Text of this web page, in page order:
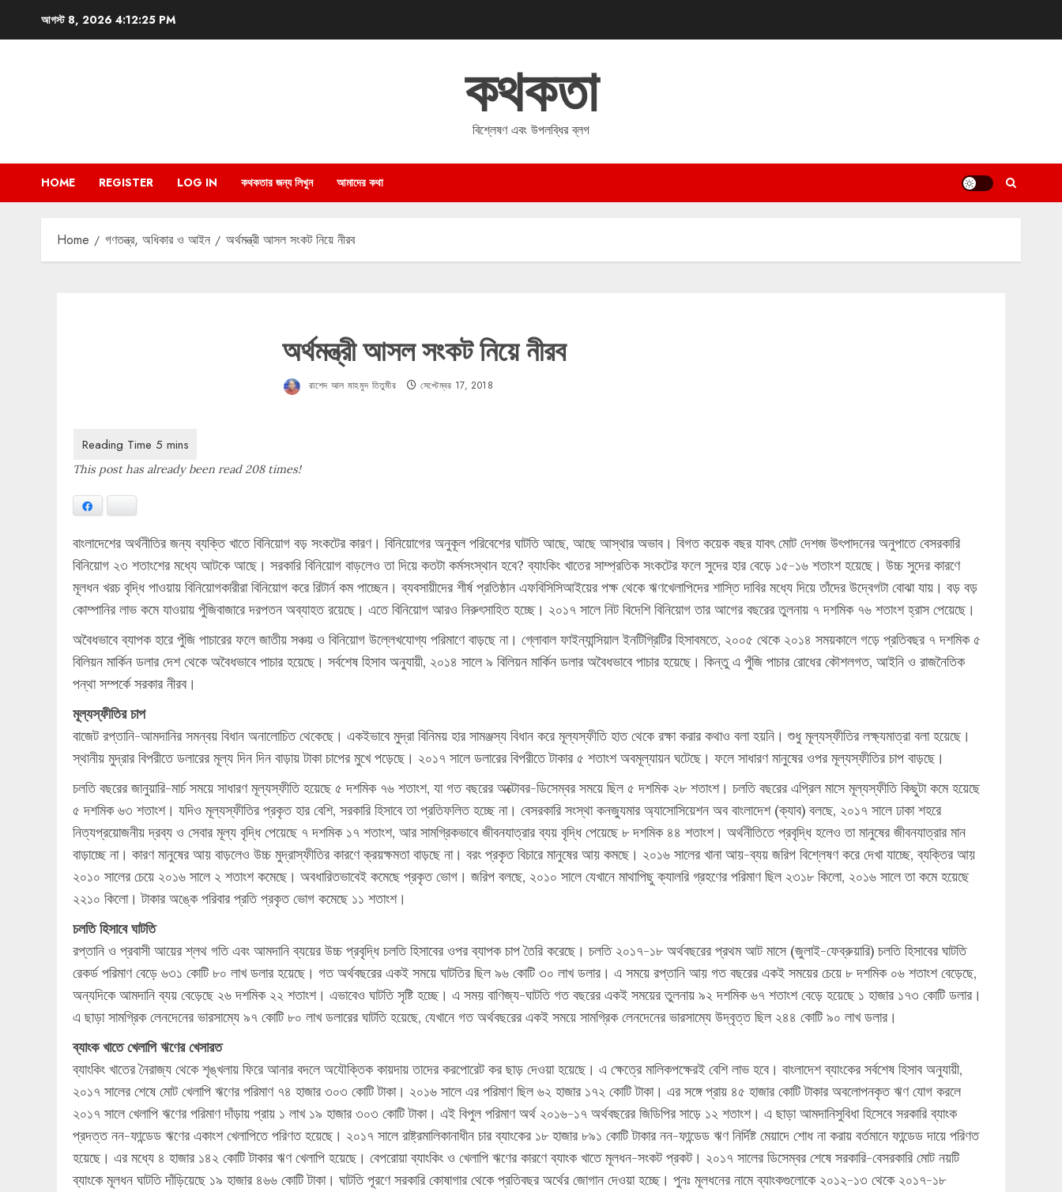
আগস্ট 8, 2026 4:12:26 PM
কথকতা
বিশ্লেষণ এবং উপলব্ধির ব্লগ
HOME REGISTER LOG IN কথকতার জন্য লিখুন আমাদের কথা
Home গণতন্ত্র, অধিকার ও আইন অর্থমন্ত্রী আসল সংকট নিয়ে নীরব
অর্থমন্ত্রী আসল সংকট নিয়ে নীরব
রাশেদ আল মাহমুদ তিতুমীর সেপ্টেম্বর 17, 2018
This post has already been read 208 times!
বাংলাদেশের অর্থনীতির জন্য ব্যক্তি খাতে বিনিয়োগ বড় সংকটের কারণ। বিনিয়োগের অনুকূল পরিবেশের ঘাটতি আছে, আছে আস্থার অভাব। বিগত কয়েক বছর যাবৎ মোট দেশজ উৎপাদনের অনুপাতে বেসরকারি
বিনিয়োগ ২৩ শতাংশের মধ্যে আটকে আছে। সরকারি বিনিয়োগ বাড়লেও তা দিয়ে কতটা কর্মসংস্থান হবে? ব্যাংকিং খাতের সাম্প্রতিক সংকটের ফলে সুদের হার বেড়ে ১৫-১৬ শতাংশ হয়েছে। উচ্চ সুদের কারণে
মূলধন খরচ বৃদ্ধি পাওয়ায় বিনিয়োগকারীরা বিনিয়োগ করে রিটার্ন কম পাচ্ছেন। ব্যবসায়ীদের শীর্ষ প্রতিষ্ঠান এফবিসিসিআইয়ের পক্ষ থেকে ঋণখেলাপিদের শাস্তি দাবির মধ্যে দিয়ে তাঁদের উদ্বেগটা বোঝা যায়। বড় বড়
কোম্পানির লাভ কমে যাওয়ায় পুঁজিবাজারে দরপতন অব্যাহত রয়েছে। এতে বিনিয়োগ আরও নিরুৎসাহিত হচ্ছে। ২০১৭ সালে নিট বিদেশি বিনিয়োগ তার আগের বছরের তুলনায় ৭ দশমিক ৭৬ শতাংশ হ্রাস পেয়েছে।
অবৈধভাবে ব্যাপক হারে পুঁজি পাচারের ফলে জাতীয় সঞ্চয় ও বিনিয়োগ উল্লেখযোগ্য পরিমাণে বাড়ছে না। গ্লোবাল ফাইন্যান্সিয়াল ইনটিগ্রিটির হিসাবমতে, ২০০৫ থেকে ২০১৪ সময়কালে গড়ে প্রতিবছর ৭ দশমিক ৫
বিলিয়ন মার্কিন ডলার দেশ থেকে অবৈধভাবে পাচার হয়েছে। সর্বশেষ হিসাব অনুযায়ী, ২০১৪ সালে ৯ বিলিয়ন মার্কিন ডলার অবৈধভাবে পাচার হয়েছে। কিন্তু এ পুঁজি পাচার রোধের কৌশলগত, আইনি ও রাজনৈতিক
পন্থা সম্পর্কে সরকার নীরব।
মূল্যস্ফীতির চাপ
বাজেট রপ্তানি-আমদানির সমন্বয় বিধান অনালোচিত থেকেছে। একইভাবে মুদ্রা বিনিময় হার সামঞ্জস্য বিধান করে মূল্যস্ফীতি হাত থেকে রক্ষা করার কথাও বলা হয়নি। শুধু মূল্যস্ফীতির লক্ষ্যমাত্রা বলা হয়েছে।
স্থানীয় মুদ্রার বিপরীতে ডলারের মূল্য দিন দিন বাড়ায় টাকা চাপের মুখে পড়েছে। ২০১৭ সালে ডলারের বিপরীতে টাকার ৫ শতাংশ অবমূল্যায়ন ঘটেছে। ফলে সাধারণ মানুষের ওপর মূল্যস্ফীতির চাপ বাড়ছে।
চলতি বছরের জানুয়ারি-মার্চ সময়ে সাধারণ মূল্যস্ফীতি হয়েছে ৫ দশমিক ৭৬ শতাংশ, যা গত বছরের অক্টোবর-ডিসেম্বর সময়ে ছিল ৫ দশমিক ২৮ শতাংশ। চলতি বছরের এপ্রিল মাসে মূল্যস্ফীতি কিছুটা কমে হয়েছে
৫ দশমিক ৬৩ শতাংশ। যদিও মূল্যস্ফীতির প্রকৃত হার বেশি, সরকারি হিসাবে তা প্রতিফলিত হচ্ছে না। বেসরকারি সংস্থা কনজ্যুমার অ্যাসোসিয়েশন অব বাংলাদেশ (ক্যাব) বলছে, ২০১৭ সালে ঢাকা শহরে
নিত্যপ্রয়োজনীয় দ্রব্য ও সেবার মূল্য বৃদ্ধি পেয়েছে ৭ দশমিক ১৭ শতাংশ, আর সামগ্রিকভাবে জীবনযাত্রার ব্যয় বৃদ্ধি পেয়েছে ৮ দশমিক ৪৪ শতাংশ। অর্থনীতিতে প্রবৃদ্ধি হলেও তা মানুষের জীবনযাত্রার মান
বাড়াচ্ছে না। কারণ মানুষের আয় বাড়লেও উচ্চ মুদ্রাস্ফীতির কারণে ক্রয়ক্ষমতা বাড়ছে না। বরং প্রকৃত বিচারে মানুষের আয় কমছে। ২০১৬ সালের খানা আয়-ব্যয় জরিপ বিশ্লেষণ করে দেখা যাচ্ছে, ব্যক্তির আয়
২০১০ সালের চেয়ে ২০১৬ সালে ২ শতাংশ কমেছে। অবধারিতভাবেই কমেছে প্রকৃত ভোগ। জরিপ বলছে, ২০১০ সালে যেখানে মাথাপিছু ক্যালরি গ্রহণের পরিমাণ ছিল ২৩১৮ কিলো, ২০১৬ সালে তা কমে হয়েছে
২২১০ কিলো। টাকার অঙ্কে পরিবার প্রতি প্রকৃত ভোগ কমেছে ১১ শতাংশ।
চলতি হিসাবে ঘাটতি
রপ্তানি ও প্রবাসী আয়ের শ্লথ গতি এবং আমদানি ব্যয়ের উচ্চ প্রবৃদ্ধি চলতি হিসাবের ওপর ব্যাপক চাপ তৈরি করেছে। চলতি ২০১৭-১৮ অর্থবছরের প্রথম আট মাসে (জুলাই-ফেব্রুয়ারি) চলতি হিসাবের ঘাটতি
রেকর্ড পরিমাণ বেড়ে ৬৩১ কোটি ৮০ লাখ ডলার হয়েছে। গত অর্থবছরের একই সময়ে ঘাটতির ছিল ৯৬ কোটি ৩০ লাখ ডলার। এ সময়ে রপ্তানি আয় গত বছরের একই সময়ের চেয়ে ৮ দশমিক ০৬ শতাংশ বেড়েছে,
অন্যদিকে আমদানি ব্যয় বেড়েছে ২৬ দশমিক ২২ শতাংশ। এভাবেও ঘাটতি সৃষ্টি হচ্ছে। এ সময় বাণিজ্য-ঘাটতি গত বছরের একই সময়ের তুলনায় ৯২ দশমিক ৬৭ শতাংশ বেড়ে হয়েছে ১ হাজার ১৭৩ কোটি ডলার।
এ ছাড়া সামগ্রিক লেনদেনের ভারসাম্যে ৯৭ কোটি ৮০ লাখ ডলারের ঘাটতি হয়েছে, যেখানে গত অর্থবছরের একই সময়ে সামগ্রিক লেনদেনের ভারসাম্যে উদ্বৃত্ত ছিল ২৪৪ কোটি ৯০ লাখ ডলার।
ব্যাংক খাতে খেলাপি ঋণের খেসারত
ব্যাংকিং খাতের নৈরাজ্য থেকে শৃঙ্খলায় ফিরে আনার বদলে অযৌক্তিক কায়দায় তাদের করপোরেট কর ছাড় দেওয়া হয়েছে। এ ক্ষেত্রে মালিকপক্ষেরই বেশি লাভ হবে। বাংলাদেশ ব্যাংকের সর্বশেষ হিসাব অনুযায়ী,
২০১৭ সালের শেষে মোট খেলাপি ঋণের পরিমাণ ৭৪ হাজার ৩০৩ কোটি টাকা। ২০১৬ সালে এর পরিমাণ ছিল ৬২ হাজার ১৭২ কোটি টাকা। এর সঙ্গে প্রায় ৪৫ হাজার কোটি টাকার অবলোপনকৃত ঋণ যোগ করলে
২০১৭ সালে খেলাপি ঋণের পরিমাণ দাঁড়ায় প্রায় ১ লাখ ১৯ হাজার ৩০৩ কোটি টাকা। এই বিপুল পরিমাণ অর্থ ২০১৬-১৭ অর্থবছরের জিডিপির সাড়ে ১২ শতাংশ। এ ছাড়া আমদানিসুবিধা হিসেবে সরকারি ব্যাংক
প্রদত্ত নন-ফান্ডেড ঋণের একাংশ খেলাপিতে পরিণত হয়েছে। ২০১৭ সালে রাষ্ট্রমালিকানাধীন চার ব্যাংকের ১৮ হাজার ৮৯১ কোটি টাকার নন-ফান্ডেড ঋণ নির্দিষ্ট মেয়াদে শোধ না করায় বর্তমানে ফান্ডেড দায়ে পরিণত
হয়েছে। এর মধ্যে ৪ হাজার ১৪২ কোটি টাকার ঋণ খেলাপি হয়েছে। বেপরোয়া ব্যাংকিং ও খেলাপি ঋণের কারণে ব্যাংক খাতে মূলধন-সংকট প্রকট। ২০১৭ সালের ডিসেম্বর শেষে সরকারি-বেসরকারি মোট নয়টি
ব্যাংকে মূলধন ঘাটতি দাঁড়িয়েছে ১৯ হাজার ৪৬৬ কোটি টাকা। ঘাটতি পূরণে সরকারি কোষাগার থেকে প্রতিবছর অর্থের জোগান দেওয়া হচ্ছে। পুনঃ মূলধনের নামে ব্যাংকগুলোকে ২০১২-১৩ থেকে ২০১৭-১৮